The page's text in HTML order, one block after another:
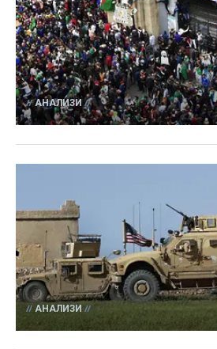
АНАЛИЗИ
АНАЛИЗИ